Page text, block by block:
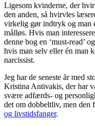
Ligesom kvinderne, der
den anden, så hvirvles
virkelig gør indtryk og man
målløs. Hvis man
denne bog en ‘must-read’
hvis man selv eller én man
narcissist.
Jeg har de seneste år med
Kristina Antivakis, der har
svære adfærds- og
det om dobbeltliv, men den
og livstidsfanger.